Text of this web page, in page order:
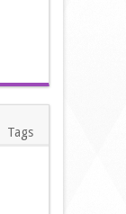
Tags